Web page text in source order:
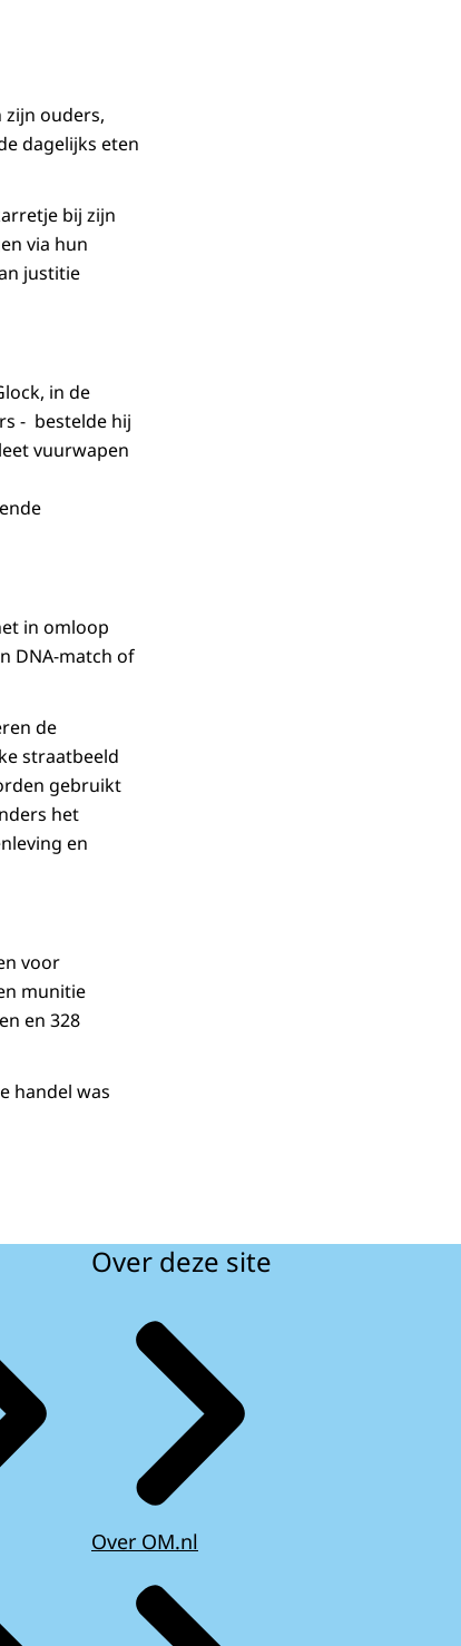
zijn ouders,
dagelijks eten
bij zijn
via hun
justitie
in de
- bestelde hij
vuurwapen
in omloop
DNA-match of
de
straatbeeld
gebruikt
het
en
voor
munitie
en 328
handel was
Over deze site
Over OM.nl